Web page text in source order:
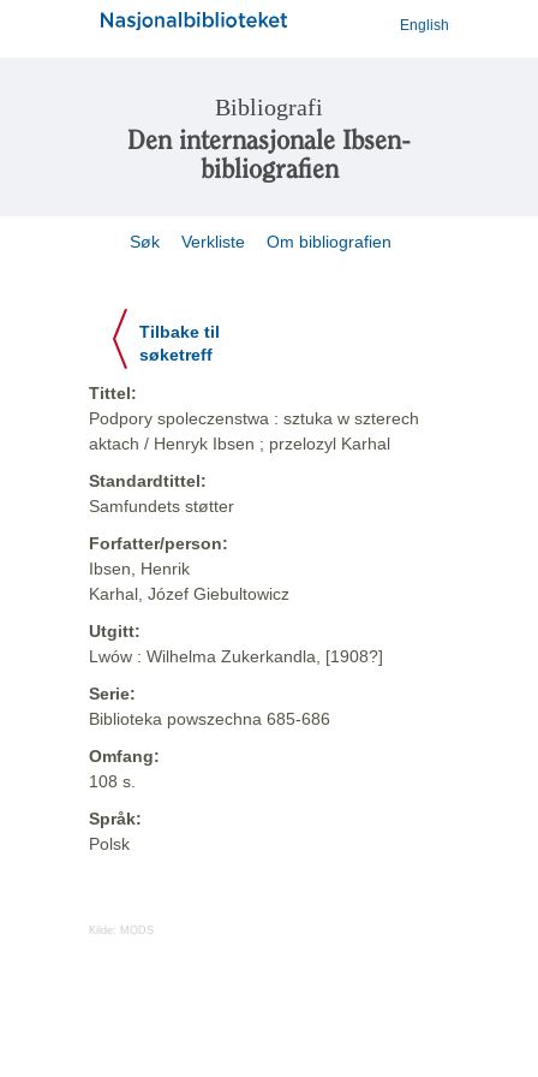
English
Bibliografi
Den internasjonale Ibsen-
bibliografien
Søk Verkliste Om bibliografien
Tilbake til
søketreff
Tittel:
Podpory spoleczenstwa : sztuka w szterech
aktach / Henryk Ibsen ; przelozyl Karhal
Standardtittel:
Samfundets støtter
Forfatter/person:
Ibsen, Henrik
Karhal, Józef Giebultowicz
Utgitt:
Lwów : Wilhelma Zukerkandla, [1908?]
Serie:
Biblioteka powszechna 685-686
Omfang:
108 s.
Språk:
Polsk
Kilde: MODS